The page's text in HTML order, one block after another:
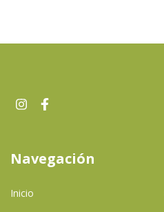
Navegación
Inicio